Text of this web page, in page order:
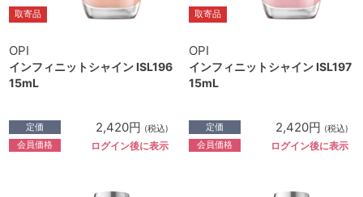
取寄品
OPI
インフィニットシャイン ISL196
15mL
定価 2,420円 (税込)
会員価格 ログイン後に表示
取寄品
OPI
インフィニットシャイン ISL197
15mL
定価 2,420円 (税込)
会員価格 ログイン後に表示